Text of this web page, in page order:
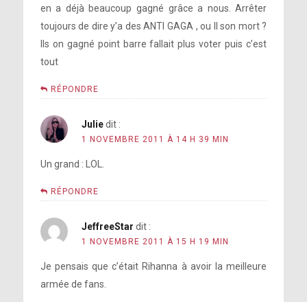
en a déjà beaucoup gagné grâce a nous. Arrêter
toujours de dire y’a des ANTI GAGA , ou Il son mort ?
Ils on gagné point barre fallait plus voter puis c’est
tout
RÉPONDRE
Julie dit :
1 NOVEMBRE 2011 À 14 H 39 MIN
Un grand : LOL.
RÉPONDRE
JeffreeStar dit :
1 NOVEMBRE 2011 À 15 H 19 MIN
Je pensais que c’était Rihanna à avoir la meilleure
armée de fans.